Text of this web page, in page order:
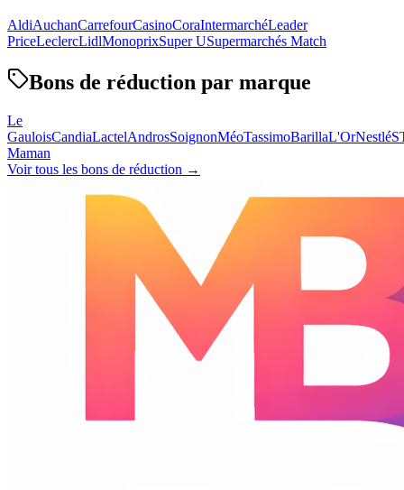
AldiAuchanCarrefourCasinoCoraIntermarchéLeader
PriceLeclercLidlMonoprixSuper USupermarchés Match
Bons de réduction par marque
Le
GauloisCandiaLactelAndrosSoignonMéoTassimoBarillaL'OrNestlé
Maman
Voir tous les bons de réduction →